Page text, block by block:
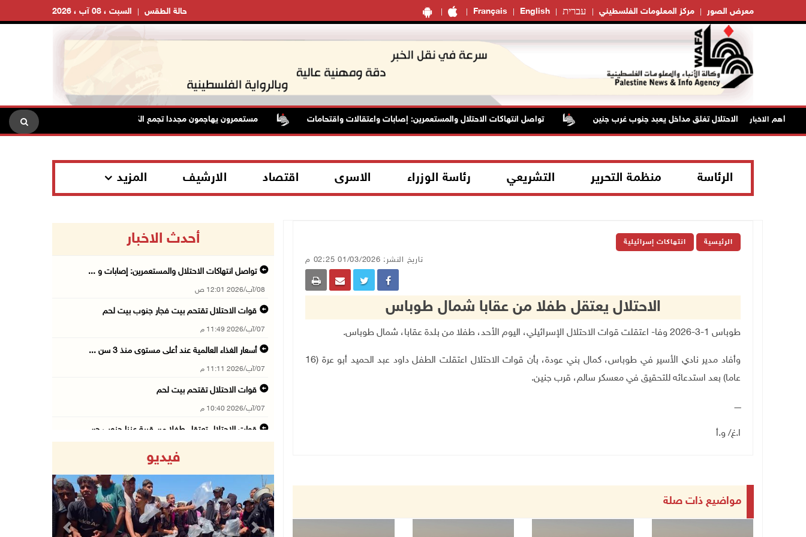
Français English עברית مركز المعلومات الفلسطيني معرض الصور السبت ، 08 آب ، 2026 حالة الطقس
أهم الاخبار
قوات الاحتلال تغلق مداخل يعبد جنوب غرب جنين تواصل انتهاكات الاحتلال والمستعمرين: إصابات واعتقالات واقتحامات مستعمرون يهاجمون مجددا تجمع الكعابنة شرق الطيبة برام الله
الرئاسة منظمة التحرير التشريعي رئاسة الوزراء الاسرى اقتصاد الارشيف المزيد
الرئيسية انتهاكات إسرائيلية
تاريخ النشر: 01/03/2026 02:25 م
الاحتلال يعتقل طفلا من عقابا شمال طوباس
طوباس 1-3-2026 وفا- اعتقلت قوات الاحتلال الإسرائيلي، اليوم الأحد، طفلا من بلدة عقابا، شمال طوباس.
وأفاد مدير نادي الأسير في طوباس، كمال بني عودة، بأن قوات الاحتلال اعتقلت الطفل داود عبد الحميد أبو عرة (16
عاما) بعد استدعائه للتحقيق في معسكر سالم، قرب جنين.
ـــــ
ا.غ/ و.أ
مواضيع ذات صلة
أحدث الاخبار
تواصل انتهاكات الاحتلال والمستعمرين: إصابات و ...
08/آب/2026 12:01 ص
قوات الاحتلال تقتحم بيت فجار جنوب بيت لحم
07/آب/2026 11:49 م
أسعار الغذاء العالمية عند أعلى مستوى منذ 3 سن ...
07/آب/2026 11:11 م
قوات الاحتلال تقتحم بيت لحم
07/آب/2026 10:40 م
قوات الاحتلال تعتقل طفلا من قرية عنزا جنوب جن ...
07/آب/2026 10:15 م
الاحتلال يعيق تنقل المواطنين ويقتحم بلدات شرق ...
07/آب/2026 08:52 م
فيديو
Previous Next